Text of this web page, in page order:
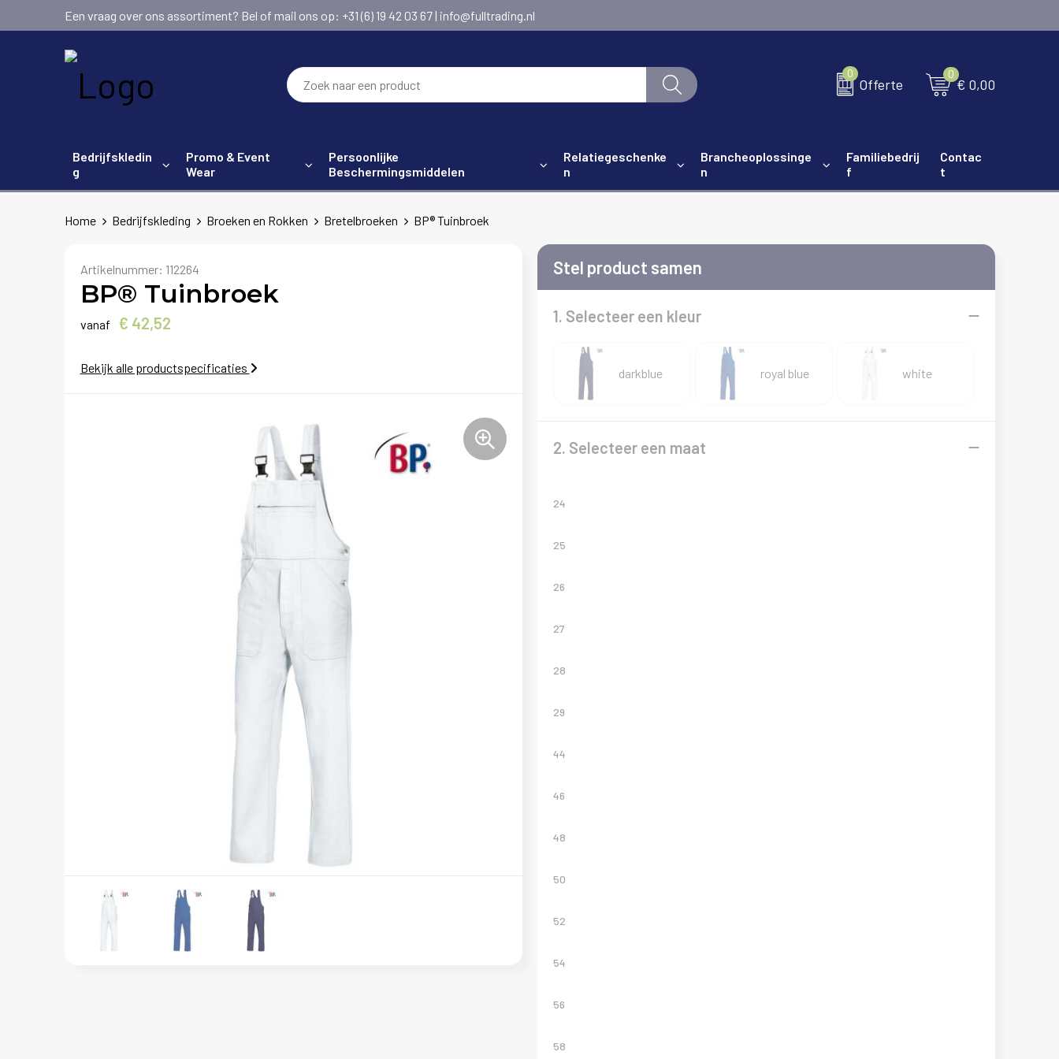
Een vraag over ons assortiment? Bel of mail ons op: +31 (6) 19 42 03 67 | info@fulltrading.nl
0
Offerte
0
€ 0,00
Bedrijfskledin
g
Promo & Event
Wear
Persoonlijke
Beschermingsmiddelen
Relatiegeschenke
n
Brancheoplossinge
n
Familiebedrij
f
Contac
t
Home Bedrijfskleding Broeken en Rokken Bretelbroeken BP® Tuinbroek
Artikelnummer: 112264
BP® Tuinbroek
vanaf € 42,52
Bekijk alle productspecificaties
Stel product samen
1. Selecteer een kleur
darkblue royal blue white
2. Selecteer een maat
24
25
26
27
28
29
44
46
48
50
52
54
56
58